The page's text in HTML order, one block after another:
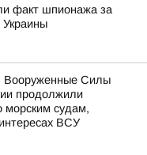
факт шпионажа за
Украины
Вооруженные Силы
продолжили
морским судам,
ВСУ